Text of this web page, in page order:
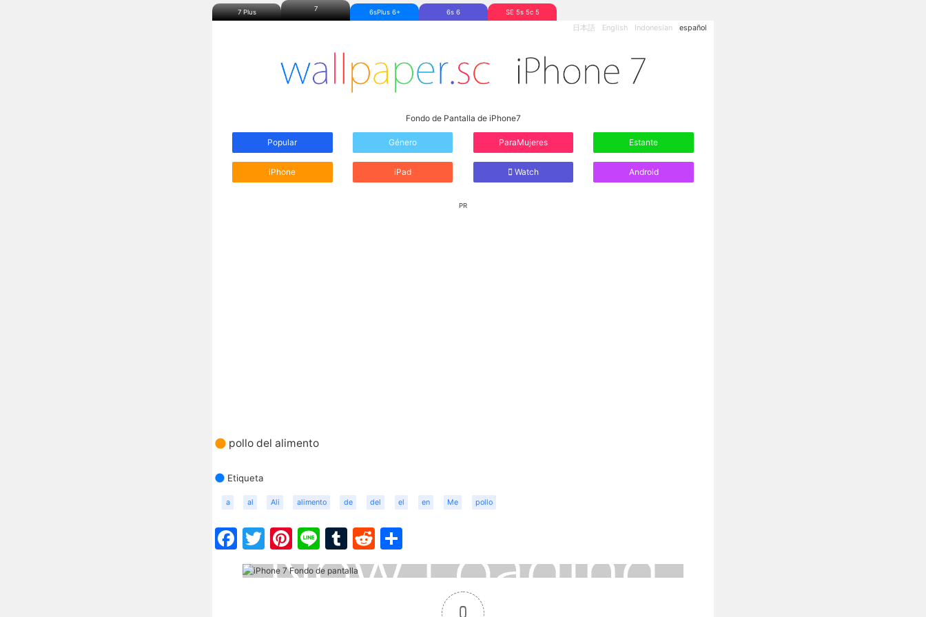
7 Plus 7 6sPlus 6+ 6s 6 SE 5s 5c 5
日本語 English Indonesian español
Fondo de Pantalla de iPhone7
Popular Género ParaMujeres Estante
iPhone iPad Watch Android
PR
pollo del alimento
Etiqueta
a al Ali alimento de del el en Me pollo
Facebook
Twitter
Pinterest
LineTumblr
Reddit
0